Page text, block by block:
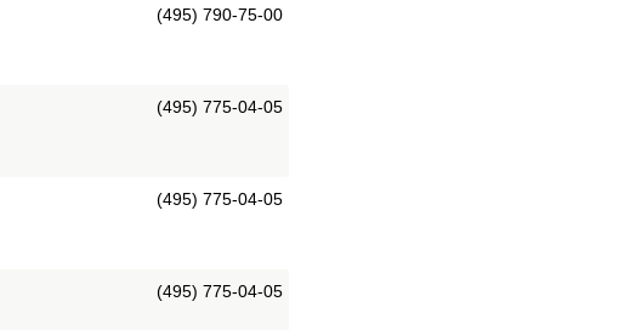
(495) 790-75-00
(495) 775-04-05
(495) 775-04-05
(495) 775-04-05